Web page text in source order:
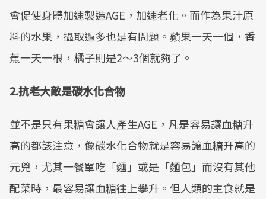
會促使身體加速製造AGE，加速老化。而作為果汁原
料的水果，攝取過多也是有問題。蘋果一天一個，香
蕉一天一根，橘子則是2～3個就夠了。
2.抗老大敵是碳水化合物
並不是只有果糖會讓人產生AGE，凡是容易讓血糖升
高的都該注意，像碳水化合物就是容易讓血糖升高的
元兇，尤其一餐單吃「麵」或是「麵包」而沒有其他
配菜時，最容易讓血糖往上攀升。但人類的主食就是